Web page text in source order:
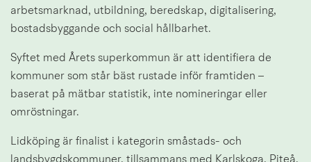
arbetsmarknad, utbildning, beredskap, digitalisering,
bostadsbyggande och social hållbarhet.
Syftet med Årets superkommun är att identifiera de
kommuner som står bäst rustade inför framtiden –
baserat på mätbar statistik, inte nomineringar eller
omröstningar.
Lidköping är finalist i kategorin småstads- och